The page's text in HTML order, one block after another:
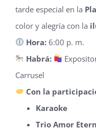
tarde especial en la
color y alegría con la
Hora: 6:00 p. m.
Habrá:
Carrusel
Con la
Karaoke
Trio Amor